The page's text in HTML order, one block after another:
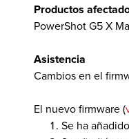
Software
Productos
PowerShot G5 X
Asistencia
Cambios en el
El nuevo firmware (
Se ha